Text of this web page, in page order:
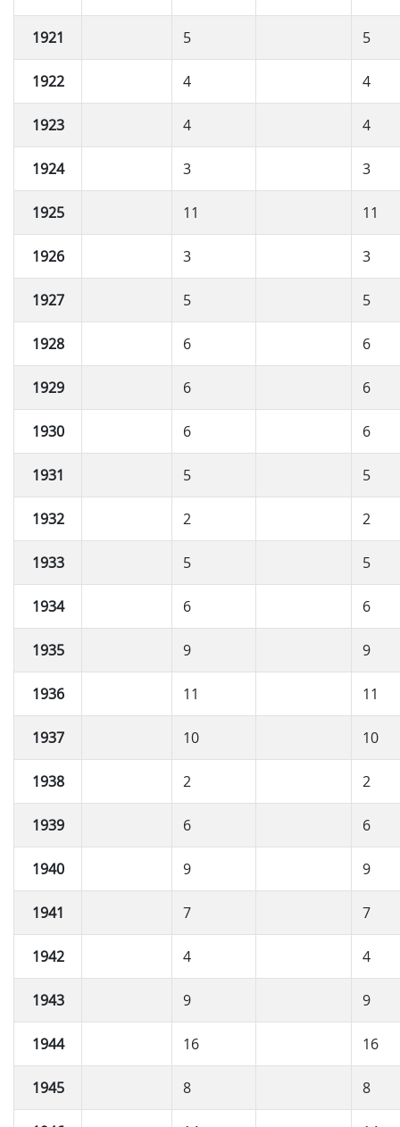
1921 5 5
1922 4 4
1923 4 4
1924 3 3
1925 11 11
1926 3 3
1927 5 5
1928 6 6
1929 6 6
1930 6 6
1931 5 5
1932 2 2
1933 5 5
1934 6 6
1935 9 9
1936 11 11
1937 10 10
1938 2 2
1939 6 6
1940 9 9
1941 7 7
1942 4 4
1943 9 9
1944 16 16
1945 8 8